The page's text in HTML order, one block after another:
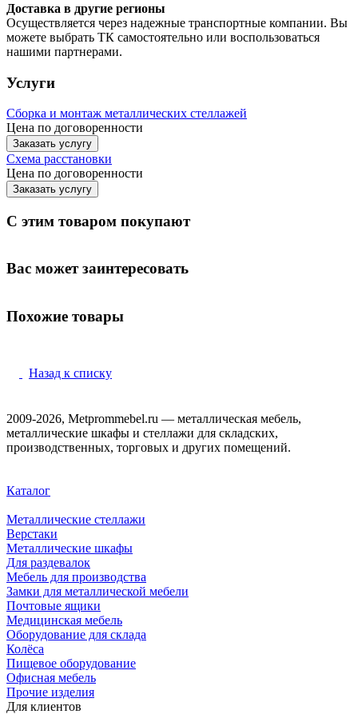
Доставка в другие регионы
Осуществляется через надежные транспортные компании. Вы
можете выбрать ТК самостоятельно или воспользоваться
нашими партнерами.
Услуги
Сборка и монтаж металлических стеллажей
Цена по договоренности
Заказать услугу
Схема расстановки
Цена по договоренности
Заказать услугу
С этим товаром покупают
Вас может заинтересовать
Похожие товары
Назад к списку
2009-2026, Metprommebel.ru — металлическая мебель,
металлические шкафы и стеллажи для складских,
производственных, торговых и других помещений.
Каталог
Металлические стеллажи
Верстаки
Металлические шкафы
Для раздевалок
Мебель для производства
Замки для металлической мебели
Почтовые ящики
Медицинская мебель
Оборудование для склада
Колёса
Пищевое оборудование
Офисная мебель
Прочие изделия
Для клиентов